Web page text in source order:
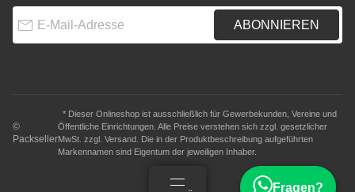
ABONNIEREN
©
Packseller
* Dieser Onlineshop ist ausschließlich für Gewerbekunden, Vereine und
Öffentliche Einrichtungen. Alle Preise verstehen sich zzgl. gesetzlicher
MwSt. zzgl. Versand . Die in der Produktbeschreibung aufgeführten
Markennamen sind Eigentum der jeweiligen Inhaber.
Fragen?